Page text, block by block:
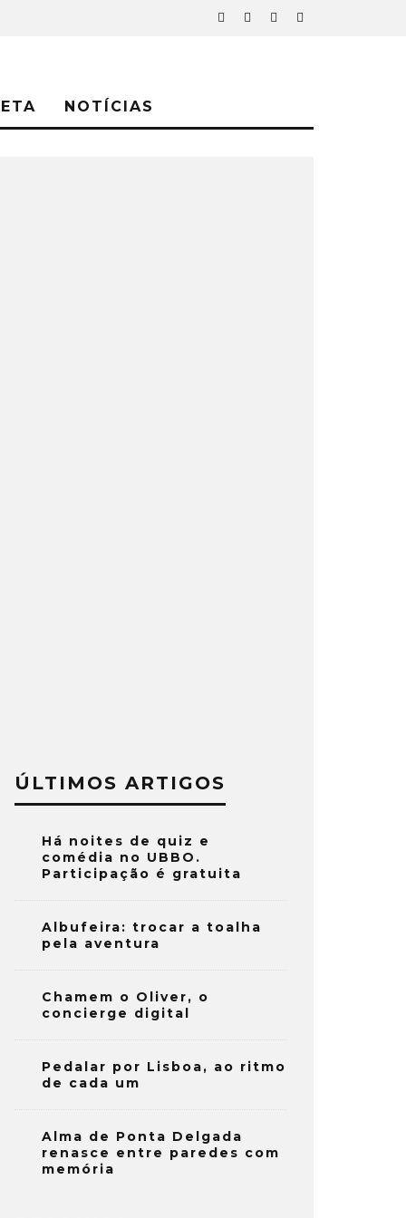
NOTÍCIAS
ÚLTIMOS ARTIGOS
Há noites de quiz e
comédia no UBBO.
Participação é gratuita
Albufeira: trocar a toalha
pela aventura
Chamem o Oliver, o
concierge digital
Pedalar por Lisboa, ao ritmo
de cada um
Alma de Ponta Delgada
renasce entre paredes com
memória